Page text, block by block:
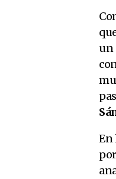
un
En